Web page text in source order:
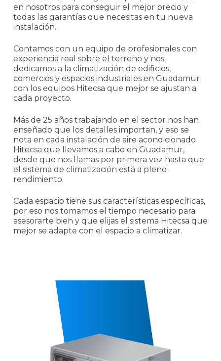
en nosotros para conseguir el mejor precio y
todas las garantías que necesitas en tu nueva
instalación.
Contamos con un equipo de profesionales con
experiencia real sobre el terreno y nos
dedicamos a la climatización de edificios,
comercios y espacios industriales en Guadamur
con los equipos Hitecsa que mejor se ajustan a
cada proyecto.
Más de 25 años trabajando en el sector nos han
enseñado que los detalles importan, y eso se
nota en cada instalación de aire acondicionado
Hitecsa que llevamos a cabo en Guadamur,
desde que nos llamas por primera vez hasta que
el sistema de climatización está a pleno
rendimiento.
Cada espacio tiene sus características específicas,
por eso nos tomamos el tiempo necesario para
asesorarte bien y que elijas el sistema Hitecsa que
mejor se adapte con el espacio a climatizar.